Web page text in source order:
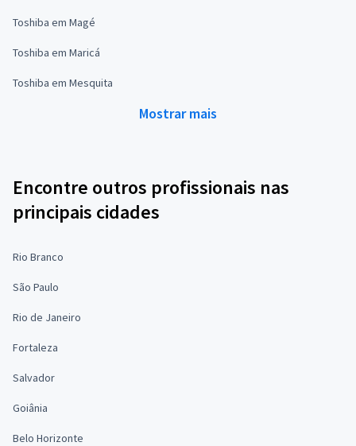
Toshiba em Magé
Toshiba em Maricá
Toshiba em Mesquita
Mostrar mais
Encontre outros profissionais nas
principais cidades
Rio Branco
São Paulo
Rio de Janeiro
Fortaleza
Salvador
Goiânia
Belo Horizonte